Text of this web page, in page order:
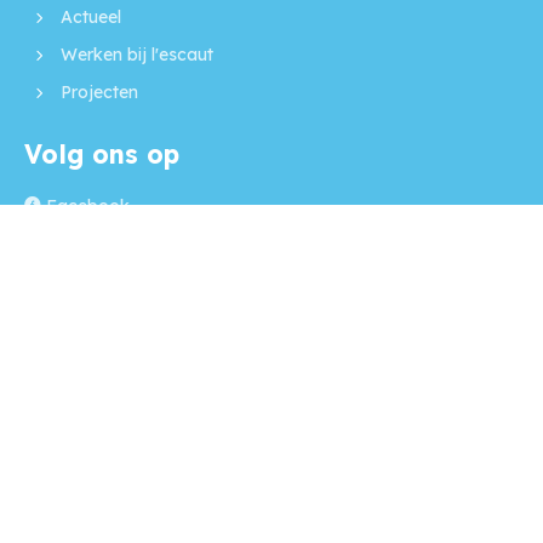
Actueel
Werken bij l'escaut
Projecten
Volg ons op
Facebook